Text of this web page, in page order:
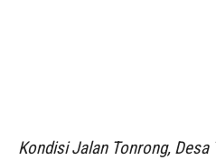
Kondisi Jalan Tonrong, Desa